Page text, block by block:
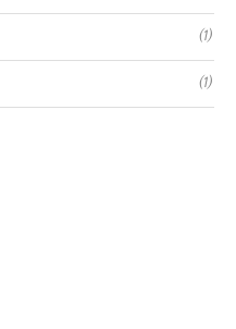
(1)
(1)